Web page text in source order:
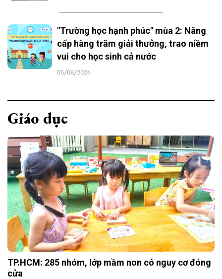
"Trường học hạnh phúc" mùa 2: Nâng
cấp hàng trăm giải thưởng, trao niềm
vui cho học sinh cả nước
05/08/2026
Giáo dục
TP.HCM: 285 nhóm, lớp mầm non có nguy cơ đóng
cửa